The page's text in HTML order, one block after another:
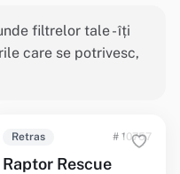
filtrelor tale - îți
care se potrivesc,
Retras # 10757
Raptor Rescue